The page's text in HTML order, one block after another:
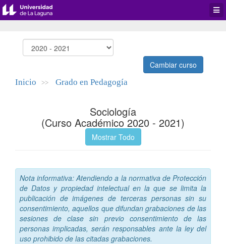
Cambiar curso
Inicio >> Grado en Pedagogía
Sociología
(Curso Académico 2020 - 2021)
Mostrar Todo
Nota informativa: Atendiendo a la normativa de Protección
de Datos y propiedad intelectual en la que se limita la
publicación de imágenes de terceras personas sin su
consentimiento, aquellos que difundan grabaciones de las
sesiones de clase sin previo consentimiento de las
personas implicadas, serán responsables ante la ley del
uso prohibido de las citadas grabaciones.